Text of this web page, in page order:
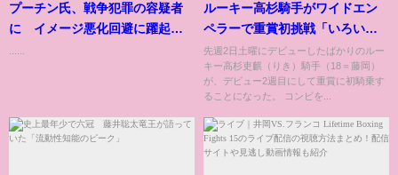
プーチン氏、戦争犯罪の容疑者
に イメージ悪化回避に躍起の
ルーキー高杉騎手がワイドエン
ペラーで重賞初挑戦「いろいろ
と吸収して学びたい」／金鯱賞
先週2日土曜にデビューしたばかりのルー
キー高杉吏麒（りき）騎手（18＝藤岡）
が、デビュー2週目にして重賞に初騎乗す
ることになった。 コンビを...